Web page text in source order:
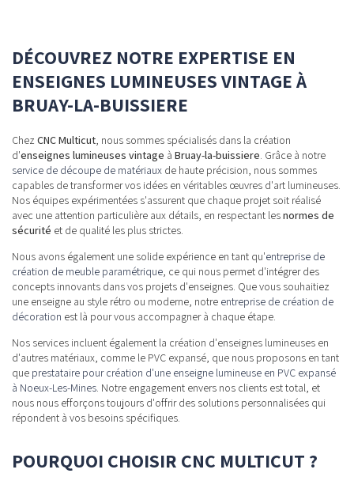
DÉCOUVREZ NOTRE EXPERTISE EN
ENSEIGNES LUMINEUSES VINTAGE À
BRUAY-LA-BUISSIERE
Chez CNC Multicut , nous sommes spécialisés dans la création
d'enseignes lumineuses vintage à Bruay-la-buissiere . Grâce à notre
service de découpe de matériaux de haute précision, nous sommes
capables de transformer vos idées en véritables œuvres d'art lumineuses.
Nos équipes expérimentées s'assurent que chaque projet soit réalisé
avec une attention particulière aux détails, en respectant lesnormes de
sécurité et de qualité les plus strictes.
Nous avons également une solide expérience en tant qu'entreprise de
création de meuble paramétrique , ce qui nous permet d'intégrer des
concepts innovants dans vos projets d'enseignes. Que vous souhaitiez
une enseigne au style rétro ou moderne, notre entreprise de création de
décoration est là pour vous accompagner à chaque étape.
Nos services incluent également la création d'enseignes lumineuses en
d'autres matériaux, comme le PVC expansé, que nous proposons en tant
que prestataire pour création d'une enseigne lumineuse en PVC expansé
à Noeux-Les-Mines . Notre engagement envers nos clients est total, et
nous nous efforçons toujours d'offrir des solutions personnalisées qui
répondent à vos besoins spécifiques.
POURQUOI CHOISIR CNC MULTICUT ?